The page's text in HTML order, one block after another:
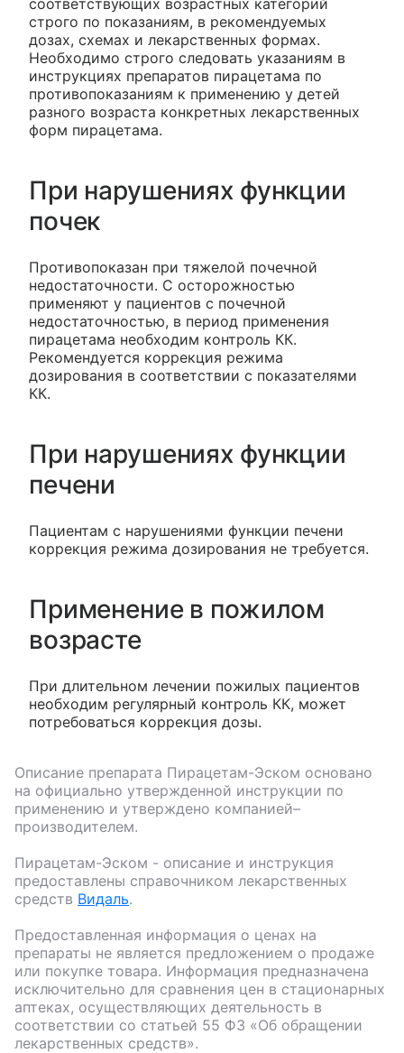
строго по показаниям, в рекомендуемых
дозах, схемах и лекарственных формах.
Необходимо строго следовать указаниям в
инструкциях препаратов пирацетама по
противопоказаниям к применению у детей
разного возраста конкретных лекарственных
форм пирацетама.
При нарушениях функции
почек
Противопоказан при тяжелой почечной
недостаточности. С осторожностью
применяют у пациентов с почечной
недостаточностью, в период применения
пирацетама необходим контроль КК.
Рекомендуется коррекция режима
дозирования в соответствии с показателями
КК.
При нарушениях функции
печени
Пациентам с нарушениями функции печени
коррекция режима дозирования не требуется.
Применение в пожилом
возрасте
При длительном лечении пожилых пациентов
необходим регулярный контроль КК, может
потребоваться коррекция дозы.
Описание препарата Пирацетам-Эском основано
на официально утвержденной инструкции по
применению и утверждено компанией–
производителем.
Пирацетам-Эском - описание и инструкция
предоставлены справочником лекарственных
средств Видаль.
Предоставленная информация о ценах на
препараты не является предложением о продаже
или покупке товара. Информация предназначена
исключительно для сравнения цен в стационарных
аптеках, осуществляющих деятельность в
соответствии со статьей 55 ФЗ «Об обращении
лекарственных средств».